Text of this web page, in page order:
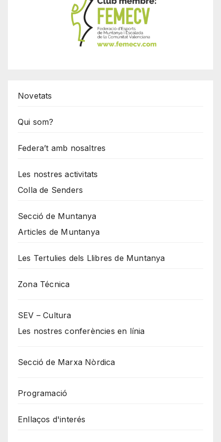
Novetats
Qui som?
Federa’t amb nosaltres
Les nostres activitats
Colla de Senders
Secció de Muntanya
Articles de Muntanya
Les Tertulies dels Llibres de Muntanya
Zona Técnica
SEV – Cultura
Les nostres conferències en línia
Secció de Marxa Nòrdica
Programació
Enllaços d'interés